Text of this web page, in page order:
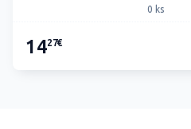
0 ks
1427€